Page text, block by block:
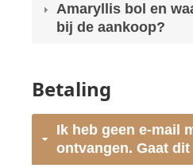
Amaryllis bol en
bij de aankoop?
Betaling
Ik heb geen e-mail
ontvangen. Gaat dit